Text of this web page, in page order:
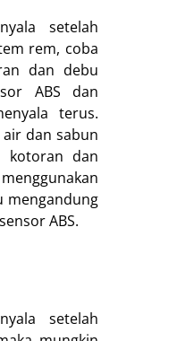
setelah
rem, coba
dan debu
ABS dan
terus.
air dan sabun
kotoran dan
mengandung
ABS.
setelah